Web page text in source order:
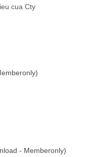
cua Cty
- Memberonly)